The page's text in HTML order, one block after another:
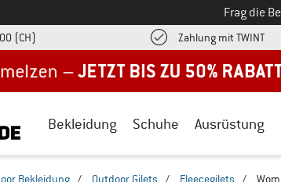
Frag die
(CH) Zahlung mit TWINT
Bekleidung Schuhe Ausrüstung
Bekleidung / Outdoor Gilets / Fleecegilets /